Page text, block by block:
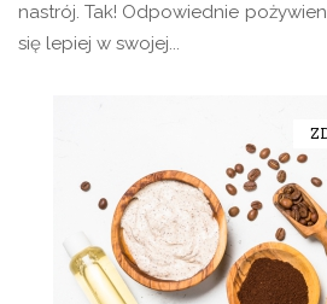
nastrój. Tak! Odpowiednie
się lepiej w swojej...